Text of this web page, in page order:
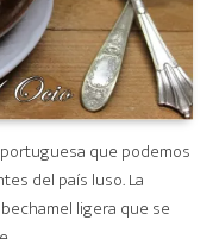
que podemos
del país luso. La
ligera que se